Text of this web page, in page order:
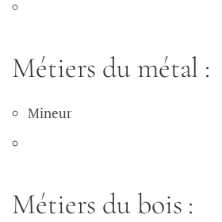
Métiers du métal :
Mineur
Métiers du bois :